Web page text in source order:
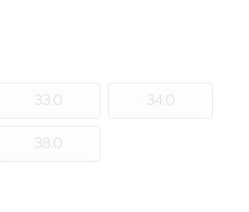
33.0 34.0
38.0